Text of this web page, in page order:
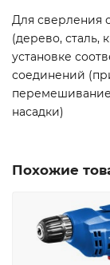
Для сверления
(дерево, сталь,
установке
соединений
насадки)
Похожие